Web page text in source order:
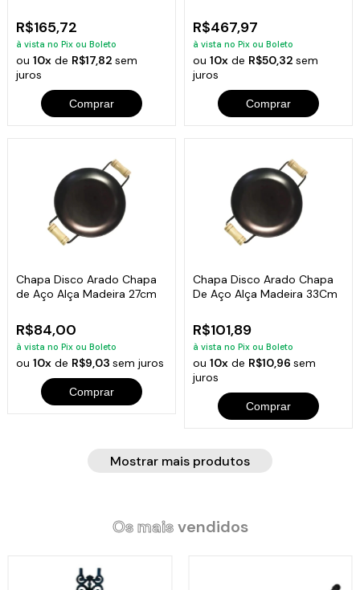
R$165,72
à vista no Pix ou Boleto
ou10x de R$17,82sem
juros
Comprar
R$467,97
à vista no Pix ou Boleto
ou 10xde R$50,32 sem
juros
Comprar
Chapa Disco Arado Chapa
de Aço Alça Madeira 27cm
R$84,00
à vista no Pix ou Boleto
ou10x de R$9,03sem juros
Comprar
Chapa Disco Arado Chapa
De Aço Alça Madeira 33Cm
R$101,89
à vista no Pix ou Boleto
ou 10xde R$10,96 sem
juros
Comprar
Mostrar mais produtos
Os maisvendidos